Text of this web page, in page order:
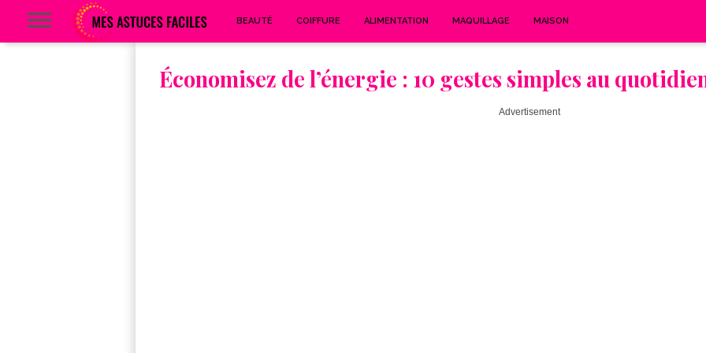
BEAUTÉ COIFFURE ALIMENTATION MAQUILLAGE MAISON
Économisez de l’énergie : 10 gestes simples au
Advertisement